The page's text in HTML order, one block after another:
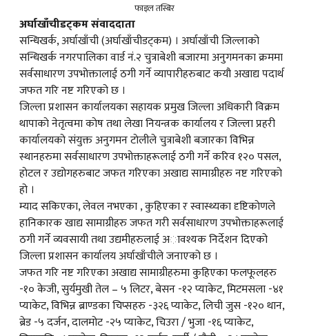
फाइल तस्बिर
अर्घाखाँचीडट्कम संवाददाता
सन्धिखर्क, अर्घाखाँची (अर्घाखाँचीडट्कम) । अर्घाखाँची जिल्लाको
सन्धिखर्क नगरपालिका वार्ड नं.२ चुत्राबेशी बजारमा अनुगमनका क्रममा
सर्वसाधारण उपभोक्तालाई ठगी गर्ने व्यापारीहरुबाट कयौ अखाद्य पदार्थ
जफत गरि नष्ट गरिएको छ ।
जिल्ला प्रशासन कार्यालयका सहायक प्रमुख जिल्ला अधिकारी विक्रम
थापाकाे नेतृत्वमा काेष तथा लेखा नियन्त्रक कार्यालय र जिल्ला प्रहरी
कार्यालयकाे संयुक्त अनुगमन टाेलीले चुत्राबेशी बजारका विभिन्न
स्थानहरुमा सर्वसाधारण उपभोक्ताहरूलाई ठगी गर्ने करिव १२० पसल,
हाेटल र उद्योगहरुबाट जफत गरिएका अखाद्य सामाग्रीहरु नष्ट गरिएकाे
हो ।
म्याद सकिएका, लेवल नभएका , कुहिएका र स्वास्थ्यका दृष्टिकाेणले
हानिकारक खाद्य सामाग्रीहरु जफत गरी सर्वसाधारण उपभोक्ताहरूलाई
ठगी गर्ने व्यवसायी तथा उद्यमीहरुलाई अावश्यक निर्देशन दिएको
जिल्ला प्रशासन कार्यालय अर्घाखाँचीले जनाएको छ ।
जफत गरि नष्ट गरिएका अखाद्य सामाग्रीहरुमा कुहिएका फलफूलहरु
-१० केजी, सुर्यमुखी तेल – ५ लिटर, बेसन -१२ प्याकेट, मिटमसला -४१
प्याकेट, विभिन्न ब्राण्डका चिप्सहरु -३२६ प्याकेट, लिची जुस -१२० थान,
ब्रेड -५ दर्जन, दालमोट -२५ प्याकेट, चिउरा / भुजा -१६ प्याकेट,